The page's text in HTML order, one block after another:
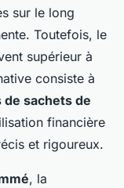
sur le long
Toutefois, le
supérieur à
consiste à
sachets de
financière
et rigoureux.
, la